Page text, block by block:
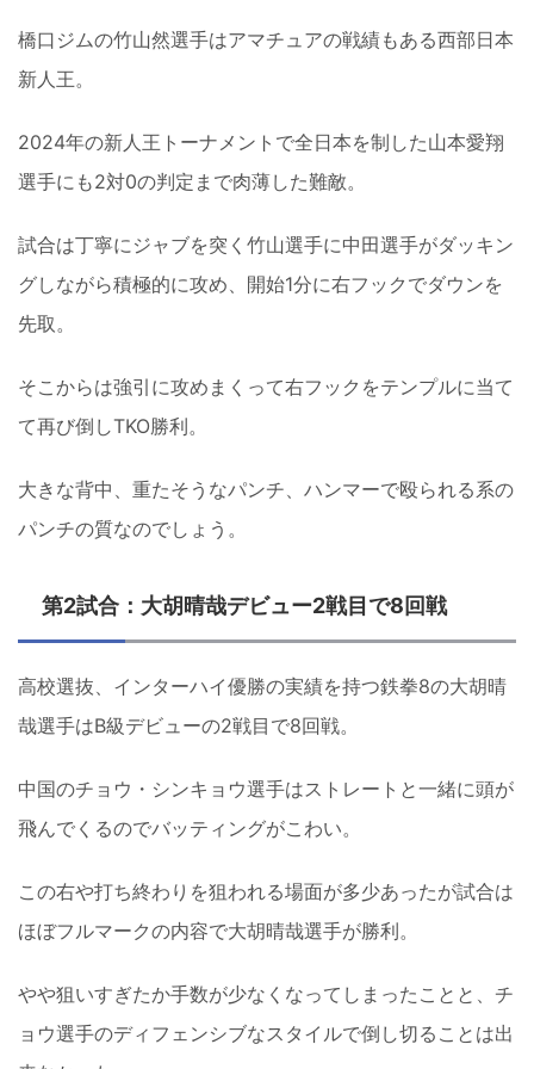
橋口ジムの竹山然選手はアマチュアの戦績もある西部日本
新人王。
2024年の新人王トーナメントで全日本を制した山本愛翔
選手にも2対0の判定まで肉薄した難敵。
試合は丁寧にジャブを突く竹山選手に中田選手がダッキン
グしながら積極的に攻め、開始1分に右フックでダウンを
先取。
そこからは強引に攻めまくって右フックをテンプルに当て
て再び倒しTKO勝利。
大きな背中、重たそうなパンチ、ハンマーで殴られる系の
パンチの質なのでしょう。
第2試合：大胡晴哉デビュー2戦目で8回戦
高校選抜、インターハイ優勝の実績を持つ鉄拳8の大胡晴
哉選手はB級デビューの2戦目で8回戦。
中国のチョウ・シンキョウ選手はストレートと一緒に頭が
飛んでくるのでバッティングがこわい。
この右や打ち終わりを狙われる場面が多少あったが試合は
ほぼフルマークの内容で大胡晴哉選手が勝利。
やや狙いすぎたか手数が少なくなってしまったことと、チ
ョウ選手のディフェンシブなスタイルで倒し切ることは出